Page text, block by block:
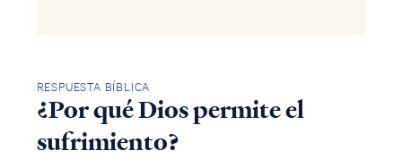
RESPUESTA BÍBLICA
¿Por qué Dios permite el
sufrimiento?